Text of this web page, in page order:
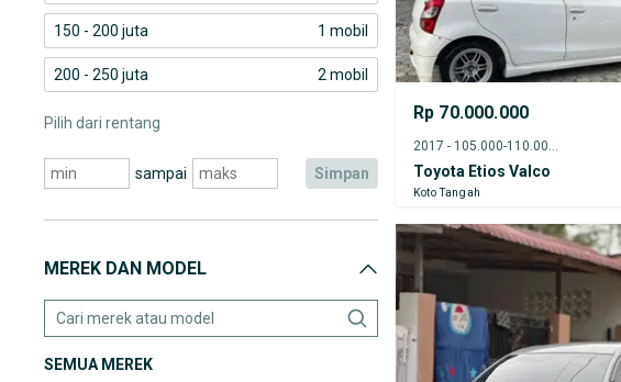
150 - 200 juta 1 mobil
200 - 250 juta 2 mobil
Pilih dari rentang
sampai simpan
MEREK DAN MODEL
SEMUA MEREK
Rp 70.000.000
Toyota Etios Valco
Koto Tangah